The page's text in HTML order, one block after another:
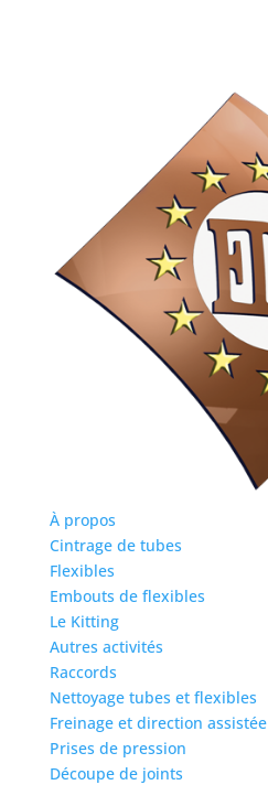
À propos
Cintrage de tubes
Flexibles
Embouts de flexibles
Le Kitting
Autres activités
Raccords
Nettoyage tubes et flexibles
Freinage et direction assistée
Prises de pression
Découpe de joints